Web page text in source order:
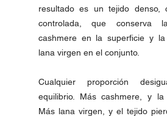
resultado es un tejido denso,
controlada, que conserva
cashmere en la superficie y
lana virgen en el conjunto.
Cualquier proporción
equilibrio. Más cashmere, y la
Más lana virgen, y el tejido